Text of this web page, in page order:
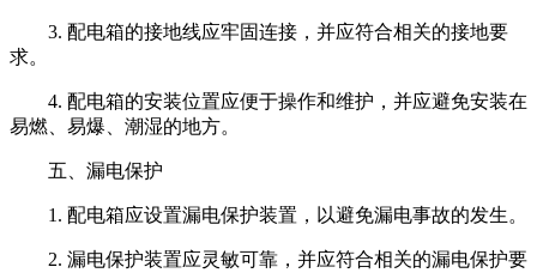
3. 配电箱的接地线应牢固连接，并应符合相关的接地要
求。
4. 配电箱的安装位置应便于操作和维护，并应避免安装在
易燃、易爆、潮湿的地方。
五、漏电保护
1. 配电箱应设置漏电保护装置，以避免漏电事故的发生。
2. 漏电保护装置应灵敏可靠，并应符合相关的漏电保护要